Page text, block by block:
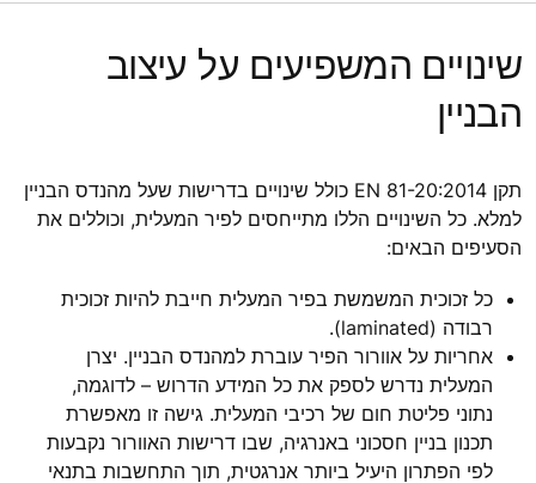
שינויים המשפיעים על עיצוב
הבניין
תקן EN 81-20:2014 כולל שינויים בדרישות שעל מהנדס הבניין
למלא. כל השינויים הללו מתייחסים לפיר המעלית, וכוללים את
הסעיפים הבאים:
כל זכוכית המשמשת בפיר המעלית חייבת להיות זכוכית
רבודה (laminated).
אחריות על אוורור הפיר עוברת למהנדס הבניין. יצרן
המעלית נדרש לספק את כל המידע הדרוש – לדוגמה,
נתוני פליטת חום של רכיבי המעלית. גישה זו מאפשרת
תכנון בניין חסכוני באנרגיה, שבו דרישות האוורור נקבעות
לפי הפתרון היעיל ביותר אנרגטית, תוך התחשבות בתנאי